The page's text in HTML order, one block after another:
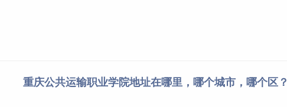
重庆公共运输职业学院地址在哪里，哪个城市，哪个区？